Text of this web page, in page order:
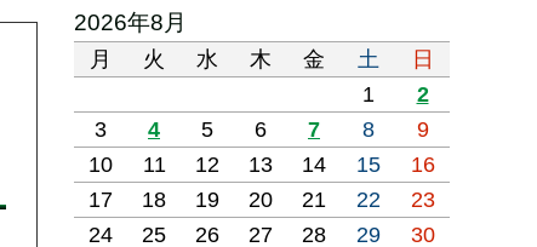
2026年8月
月 火 水 木 金 土
日
1
2
3
4 5 6 7 8
9
10
11 12 13 14 15
16
17
18 19 20 21 22
23
24
25 26 27 28 29
30